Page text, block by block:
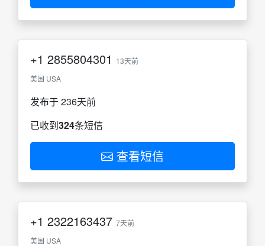
+1 2855804301
13天前
美国 USA
发布于 236天前
已收到324条短信
查看短信
+1 2322163437 7天前
美国 USA